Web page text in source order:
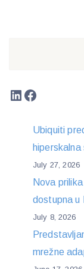
LinkedIn
Facebook
Ubiquiti
July 27, 2026
Nova
dostupna u
July 8, 2026
mrežne